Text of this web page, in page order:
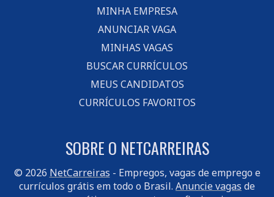
MINHA EMPRESA
ANUNCIAR VAGA
MINHAS VAGAS
BUSCAR CURRÍCULOS
MEUS CANDIDATOS
CURRÍCULOS FAVORITOS
SOBRE O NETCARREIRAS
© 2026 NetCarreiras - Empregos, vagas de emprego e
currículos grátis em todo o Brasil. Anuncie vagas de